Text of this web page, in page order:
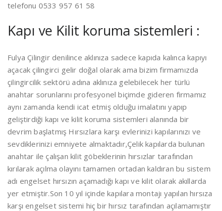
telefonu 0533 957 61 58
Kapı ve Kilit koruma sistemleri :
Fulya Çilingir denilince aklınıza sadece kapıda kalınca kapıyı
açacak çilingirci gelir doğal olarak ama bizim firmamızda
çilingircilik sektörü adına aklınıza gelebilecek her türlü
anahtar sorunlarını profesyonel biçimde gideren firmamız
aynı zamanda kendi icat etmiş olduğu imalatını yapıp
geliştirdiği kapı ve kilit koruma sistemleri alanında bir
devrim başlatmış Hırsızlara karşı evlerinizi kapılarınızı ve
sevdiklerinizi emniyete almaktadır,Çelik kapılarda bulunan
anahtar ile çalışan kilit göbeklerinin hırsızlar tarafından
kırılarak açılma olayını tamamen ortadan kaldıran bu sistem
adı engelset hırsızın açamadığı kapı ve kilit olarak akıllarda
yer etmiştir.Son 10 yıl içinde kapılara montajı yapılan hırsıza
karşı engelset sistemi hiç bir hırsız tarafından açılamamıştır